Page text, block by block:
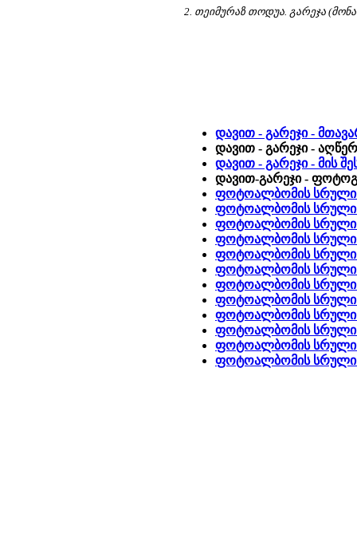
2. თეიმურაზ თოდუა. გარეჯა
დავით - გარეჯი -
დავით - გარეჯი -
დავით - გარეჯი - მის
დავით-გარეჯი -
ფოტოალბომის სრული
ფოტოალბომის სრული
ფოტოალბომის სრული
ფოტოალბომის სრული
ფოტოალბომის სრული
ფოტოალბომის სრული
ფოტოალბომის სრული
ფოტოალბომის სრული
ფოტოალბომის სრული
ფოტოალბომის სრული
ფოტოალბომის სრული
ფოტოალბომის სრული